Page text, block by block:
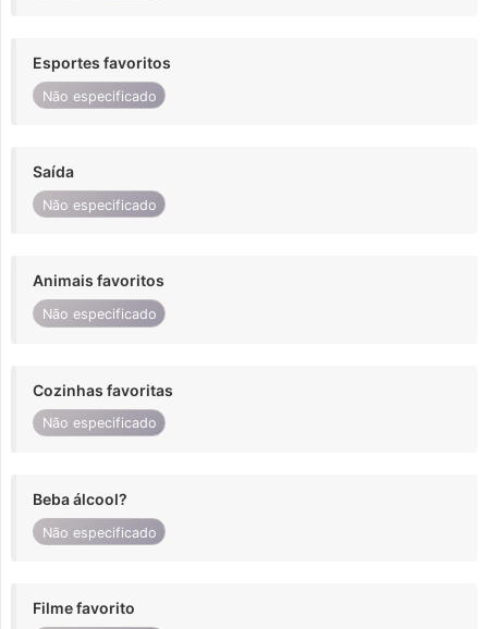
Esportes favoritos
Não especificado
Saída
Não especificado
Animais favoritos
Não especificado
Cozinhas favoritas
Não especificado
Beba álcool?
Não especificado
Filme favorito